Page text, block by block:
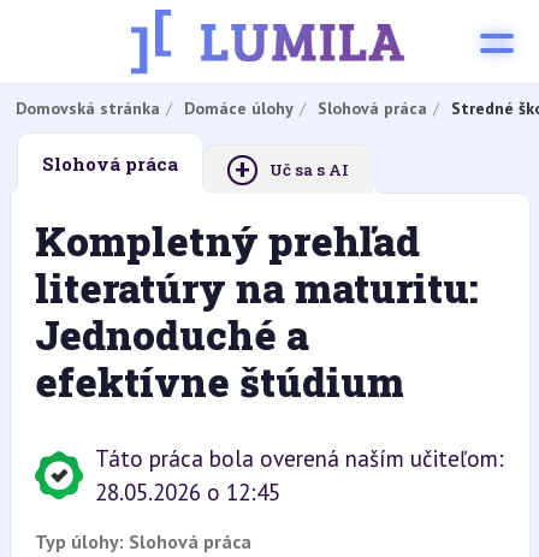
Domovská stránka Domáce úlohy Slohová práca Stredné
Slohová práca + Uč sa s AI
Kompletný prehľad
literatúry na maturitu:
Jednoduché a
efektívne štúdium
Táto práca bola overená naším učiteľom:
28.05.2026 o 12:45
Typ úlohy: Slohová práca